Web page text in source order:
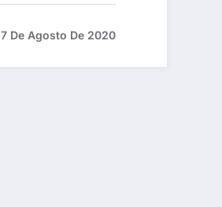
7 De Agosto De 2020